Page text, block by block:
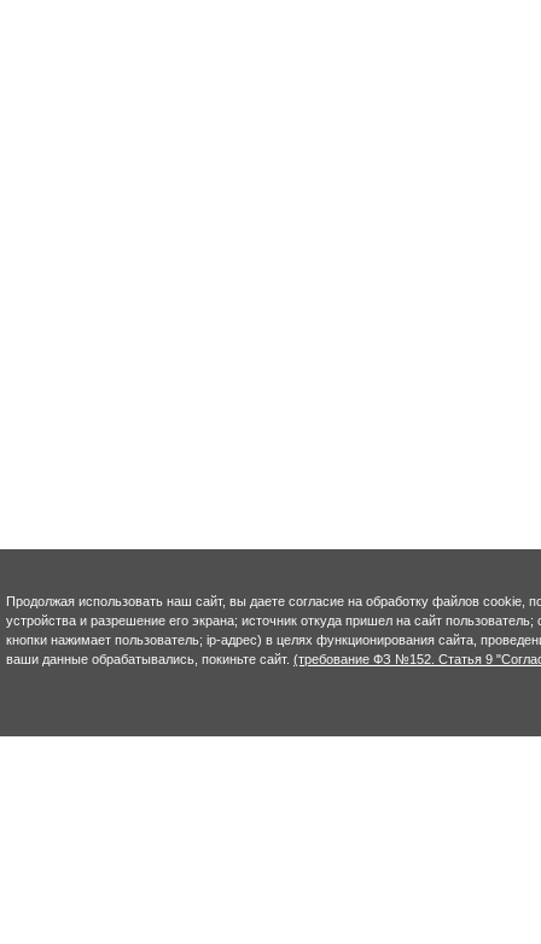
Продолжая использовать наш сайт, вы даете согласие на обработку файлов
устройства и разрешение его экрана; источник откуда пришел на сайт
кнопки нажимает пользователь; ip-адрес) в целях функционирования сайта,
ваши данные обрабатывались, покиньте сайт. (требование ФЗ №152. Статья 9